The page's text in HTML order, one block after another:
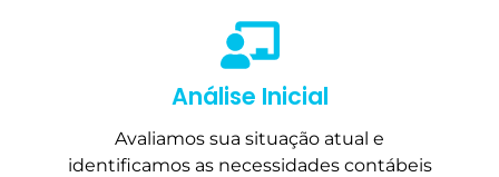
Análise Inicial
Avaliamos sua situação atual e
identificamos as necessidades contábeis